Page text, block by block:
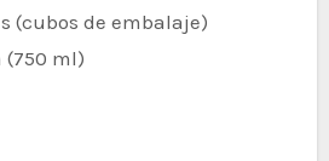
(cubos de embalaje)
(750 ml)